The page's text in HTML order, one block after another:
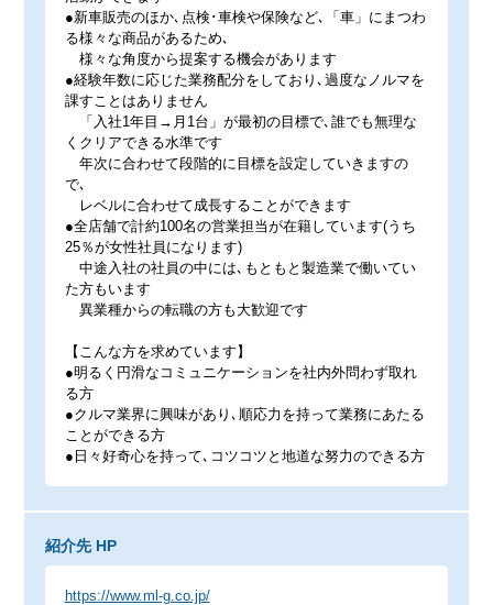
●新車販売のほか､点検･車検や保険など､「車」にまつわ
る様々な商品があるため､
様々な角度から提案する機会があります
●経験年数に応じた業務配分をしており､過度なノルマを
課すことはありません
「入社1年目→月1台」が最初の目標で､誰でも無理な
くクリアできる水準です
年次に合わせて段階的に目標を設定していきますの
で､
レベルに合わせて成長することができます
●全店舗で計約100名の営業担当が在籍しています(うち
25％が女性社員になります)
中途入社の社員の中には､もともと製造業で働いてい
た方もいます
異業種からの転職の方も大歓迎です
【こんな方を求めています】
●明るく円滑なコミュニケーションを社内外問わず取れ
る方
●クルマ業界に興味があり､順応力を持って業務にあたる
ことができる方
●日々好奇心を持って､コツコツと地道な努力のできる方
紹介先 HP
https://www.ml-g.co.jp/